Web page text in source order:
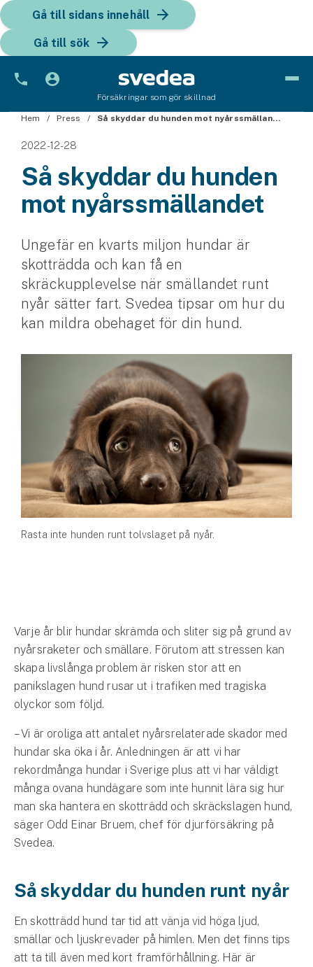
Gå till sidans innehåll
Gå till sök
Försäkringar som gör skillnad
Bil
Bilförsäkring
Bilförsäkring för företag
Fordon
Snöskoterförsäkring
ATV-försäkring
Släpvagnsförsäkring
Märkesförsäkringar
Båtförsäkring
Märkesförsäkringar
Hundförsäkring
Jakthundsförsäkring
Kattförsäkring
Djurförsäkring
Hem & hus
Hemförsäkring
Villaförsäkring
Hyresrättsförsäkring
Fritidshusförsäkring
Företag
Rasta inte hunden runt tolvslaget på nyår.
Hem Press Så skyddar du hunden mot nyårssmällandet
2022-12-28
Så skyddar du hunden
mot nyårssmällandet
Ungefär en kvarts miljon hundar är
skotträdda och kan få en
skräckupplevelse när smällandet runt
nyår sätter fart. Svedea tipsar om hur du
kan mildra obehaget för din hund.
Varje år blir hundar skrämda och sliter sig på grund av
nyårsraketer och smällare. Förutom att stressen kan
skapa livslånga problem är risken stor att en
panikslagen hund rusar ut i trafiken med tragiska
olyckor som följd.
– Vi är oroliga att antalet nyårsrelaterade skador med
hundar ska öka i år. Anledningen är att vi har
rekordmånga hundar i Sverige plus att vi har väldigt
många ovana hundägare som inte hunnit lära sig hur
man ska hantera en skotträdd och skräckslagen hund,
säger Odd Einar Bruem, chef för djurförsäkring på
Svedea.
Så skyddar du hunden runt nyår
En skotträdd hund tar tid att vänja vid höga ljud,
smällar och ljuskrevader på himlen. Men det finns tips
att ta till även med kort framförhållning. Här är